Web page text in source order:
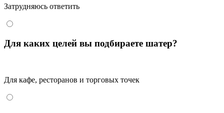
Затрудняюсь ответить
Для каких целей вы подбираете шатер?
Для кафе, ресторанов и торговых точек